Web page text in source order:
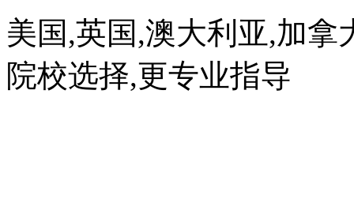
美国,英国,澳大利亚,加拿
院校选择,更专业指导